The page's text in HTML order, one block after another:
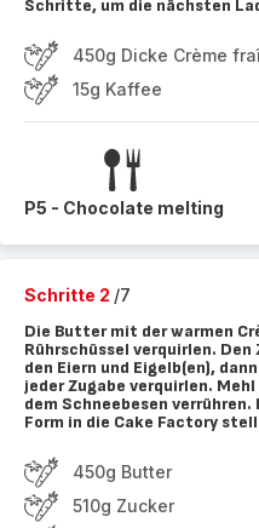
Schritte, um die nächsten
450g Dicke Crème
15g Kaffee
P5 - Chocolate melting
Schritte 2 /7
Die Butter mit der warmen
Rührschüssel verquirlen.
den Eiern und Eigelb(en),
jeder Zugabe verquirlen.
dem Schneebesen
Form in die Cake Factory
450g Butter
510g Zucker